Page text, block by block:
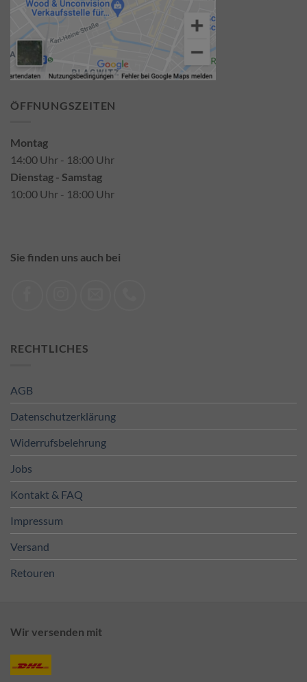
ÖFFNUNGSZEITEN
Montag
14:00 Uhr - 18:00 Uhr
Dienstag - Samstag
10:00 Uhr - 18:00 Uhr
Sie finden uns auch bei
RECHTLICHES
AGB
Datenschutzerklärung
Widerrufsbelehrung
Jobs
Kontakt & FAQ
Impressum
Versand
Retouren
Wir versenden mit